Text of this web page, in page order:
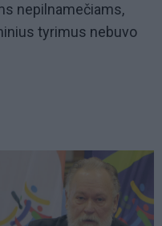
nepilnamečiams,
tyrimus nebuvo